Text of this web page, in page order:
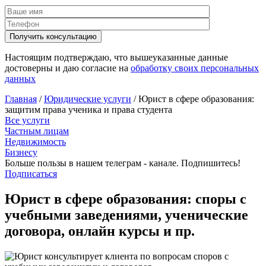
Настоящим подтверждаю, что вышеуказанные данные
достоверны и даю согласие на обработку своих персональных
данных
Главная /Юридические услуги /Юрист в сфере образования:
защитим права ученика и права студента
Все услуги
Частным лицам
Недвижимость
Бизнесу
Больше пользы в нашем телеграм - канале. Подпишитесь!
Подписаться
Юрист в сфере образования: споры с
учебными заведениями, ученические
договора, онлайн курсы и пр.